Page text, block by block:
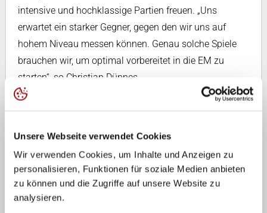
Unsere Webseite verwendet Cookies
Wir verwenden Cookies, um Inhalte und Anzeigen zu
personalisieren, Funktionen für soziale Medien anbieten
zu können und die Zugriffe auf unsere Website zu
analysieren.
intensive und hochklassige Partien freuen. „Uns
erwartet ein starker Gegner, gegen den wir uns auf
hohem Niveau messen können. Genau solche Spiele
brauchen wir, um optimal vorbereitet in die EM zu
starten“, so Christian Dünnes.
Auch in Potsdam ist die Vorfreude auf die beiden
zugleich eine besondere Ehre beim SC Potsdam,
Anfang September Gastgeber für zwei Länderspiele
unserer deutschen Männer-Nationalmannschaft gegen
die Niederlande zu sein“, sagt Susanne Lahme,
Sportdirektorin beim SC Potsdam, und ergänzt: „Mit